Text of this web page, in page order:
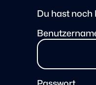
Du hast noch